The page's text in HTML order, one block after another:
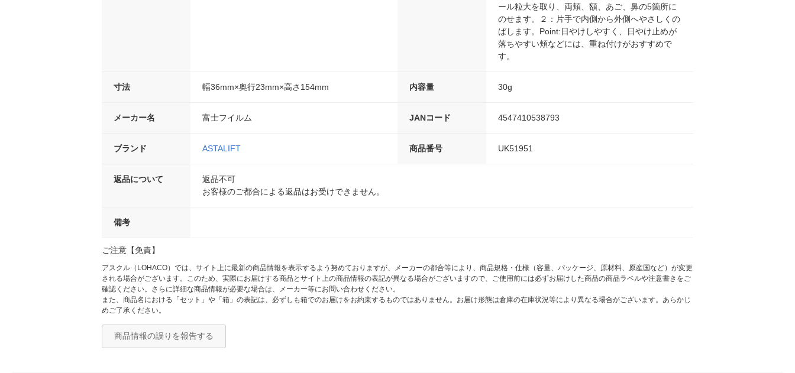
ール粒大を取り、両頬、額、あご、鼻の5箇所に
のせます。２：片手で内側から外側へやさしくの
ばします。Point:日やけしやすく、日やけ止めが
落ちやすい頬などには、重ね付けがおすすめで
す。
寸法 幅36mm×奥行23mm×高さ154mm 内容量 30g
メーカー名 富士フイルム JANコード 4547410538793
ブランド ASTALIFT 商品番号 UK51951
返品について
返品不可
お客様のご都合による返品はお受けできません。
備考
ご注意【免責】
アスクル（LOHACO）では、サイト上に最新の商品情報を表示するよう努めておりますが、メーカーの都合等により、商品規格・仕様（容量、パッケージ、原材料、原産国など）が変更
される場合がございます。このため、実際にお届けする商品とサイト上の商品情報の表記が異なる場合がございますので、ご使用前には必ずお届けした商品の商品ラベルや注意書きをご
確認ください。さらに詳細な商品情報が必要な場合は、メーカー等にお問い合わせください。
また、商品名における「セット」や「箱」の表記は、必ずしも箱でのお届けをお約束するものではありません。お届け形態は倉庫の在庫状況等により異なる場合がございます。あらかじ
めご了承ください。
商品情報の誤りを報告する